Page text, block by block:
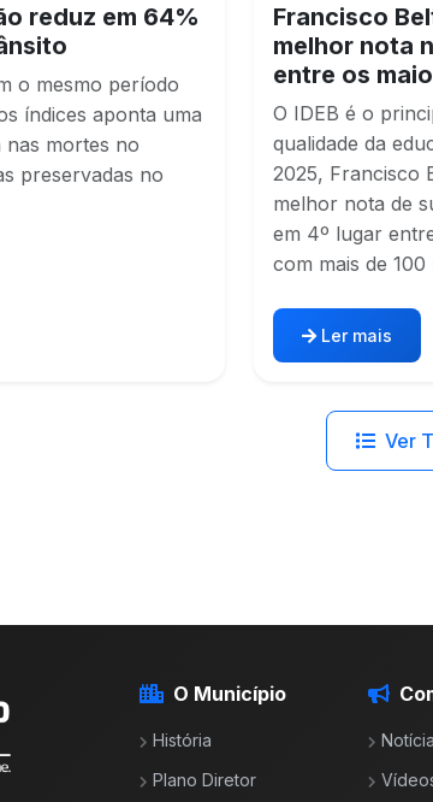
reduz em 64%
o mesmo período
índices aponta uma
nas mortes no
preservadas no
Francisco
melhor nota
entre os
O IDEB é o
qualidade da
2025, Francisco
melhor nota de
em 4º lugar
com mais de 100
Ler mais
Ver
O Município
História
Plano Diretor